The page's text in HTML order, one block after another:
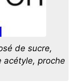
de sucre,
acétyle, proche